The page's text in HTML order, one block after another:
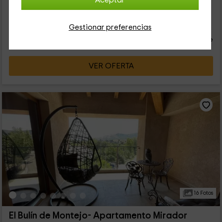
Gestionar preferencias
encuentra la chimenea, que tiene a su lado un cesto para
Reserva inmediata
persona y noche
VER OFERTA
16 Fotos
El Bulín de Montejo- Apartamento Mirador